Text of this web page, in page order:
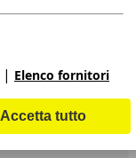
| Elenco fornitori
Accetta tutto